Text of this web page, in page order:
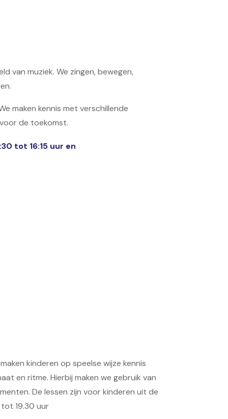
van muziek. We zingen, bewegen,
maken kennis met verschillende
de toekomst.
tot 16:15 uur en
kinderen op speelse wijze kennis
en ritme. Hierbij maken we gebruik van
De lessen zijn voor kinderen uit de
19.30 uur